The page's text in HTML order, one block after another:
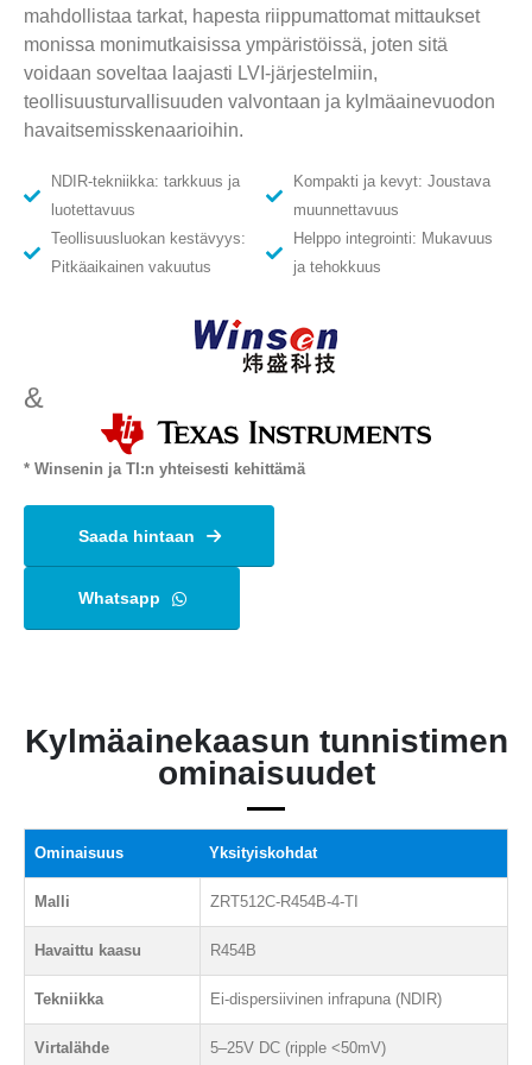
mahdollistaa tarkat, hapesta riippumattomat mittaukset
monissa monimutkaisissa ympäristöissä, joten sitä
voidaan soveltaa laajasti LVI-järjestelmiin,
teollisuusturvallisuuden valvontaan ja kylmäainevuodon
havaitsemisskenaarioihin.
NDIR-tekniikka: tarkkuus ja
luotettavuus
Teollisuusluokan kestävyys:
Pitkäaikainen vakuutus
Kompakti ja kevyt: Joustava
muunnettavuus
Helppo integrointi: Mukavuus
ja tehokkuus
&
* Winsenin ja TI:n yhteisesti kehittämä
Saada hintaan
Whatsapp
Kylmäainekaasun tunnistimen
ominaisuudet
Ominaisuus Yksityiskohdat
Malli ZRT512C-R454B-4-TI
Havaittu kaasu R454B
Tekniikka Ei-dispersiivinen infrapuna (NDIR)
Virtalähde 5–25V DC (ripple <50mV)